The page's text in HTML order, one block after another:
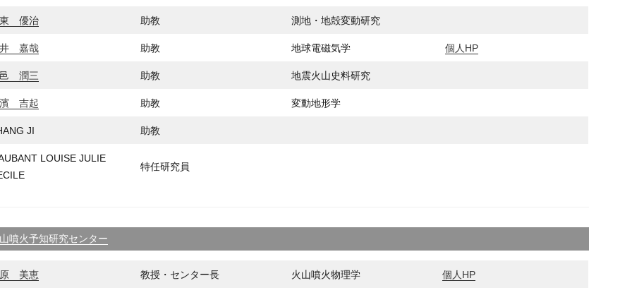
優治 助教 測地・地殻変動研究
嘉哉 助教 地球電磁気学 個人HP
潤三 助教 地震火山史料研究
吉起 助教 変動地形学
JI 助教
LOUISE JULIE
特任研究員
噴火予知研究センター
美恵 教授・センター長 火山噴火物理学 個人HP